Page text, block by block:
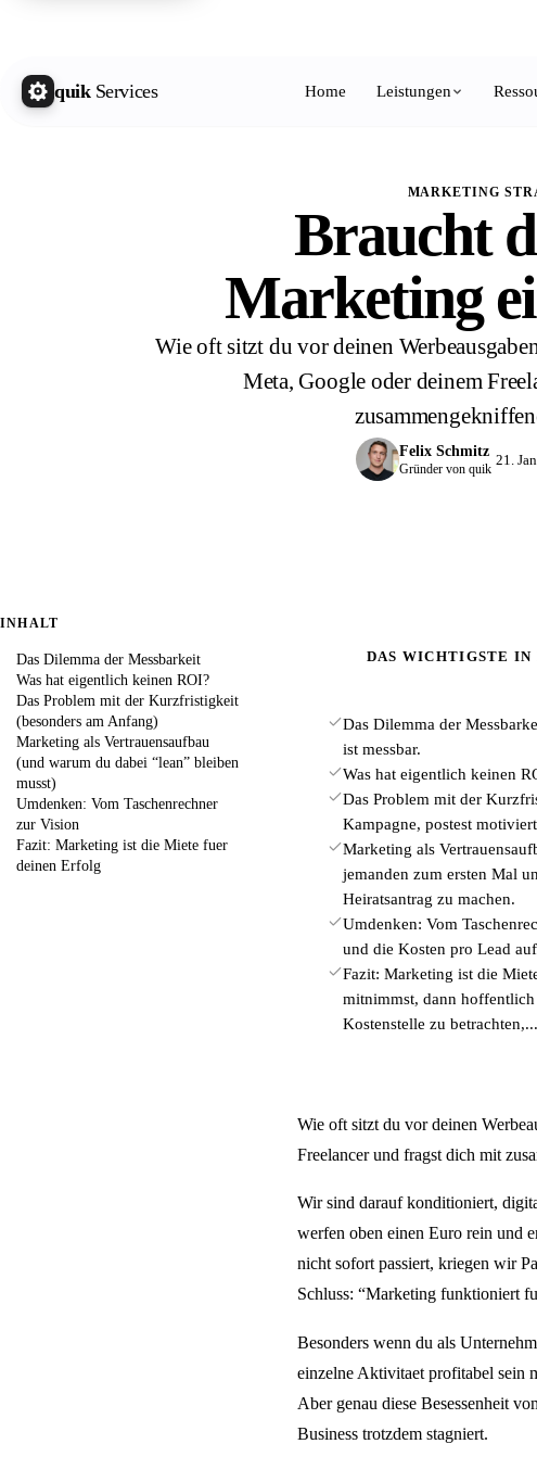
quik Services Home Leistungen
MARKETING
Braucht
Marketing
Wie oft sitzt du vor deinen
Meta, Google oder deinem
Felix Schmitz
Gründer von quik
21.
INHALT
Das Dilemma der Messbarkeit
Was hat eigentlich keinen ROI?
Das Problem mit der Kurzfristigkeit
(besonders am Anfang)
Marketing als Vertrauensaufbau
(und warum du dabei “lean” bleiben
musst)
Umdenken: Vom Taschenrechner
zur Vision
Fazit: Marketing ist die Miete fuer
deinen Erfolg
DAS WICHTIGSTE IN
Das Dilemma der
ist messbar.
Was hat eigentlich keinen
Das Problem mit der
Kampagne, postest
Marketing als
jemanden zum ersten Mal
Heiratsantrag zu machen.
Umdenken: Vom
und die Kosten pro Lead
Fazit: Marketing ist die
mitnimmst, dann
Kostenstelle zu betrachten,...
Wie oft sitzt du vor deinen
Freelancer und fragst dich mit
Wir sind darauf konditioniert,
werfen oben einen Euro rein und
nicht sofort passiert, kriegen wir
Schluss: “Marketing funktioniert
Besonders wenn du als
einzelne Aktivitaet profitabel sein
Aber genau diese Besessenheit
Business trotzdem stagniert.